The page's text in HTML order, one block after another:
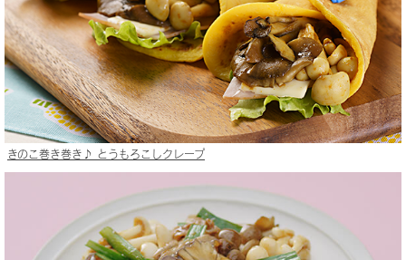
きのこ巻き巻き♪ とうもろこしクレープ